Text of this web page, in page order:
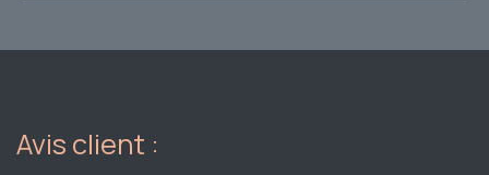
Avis client :